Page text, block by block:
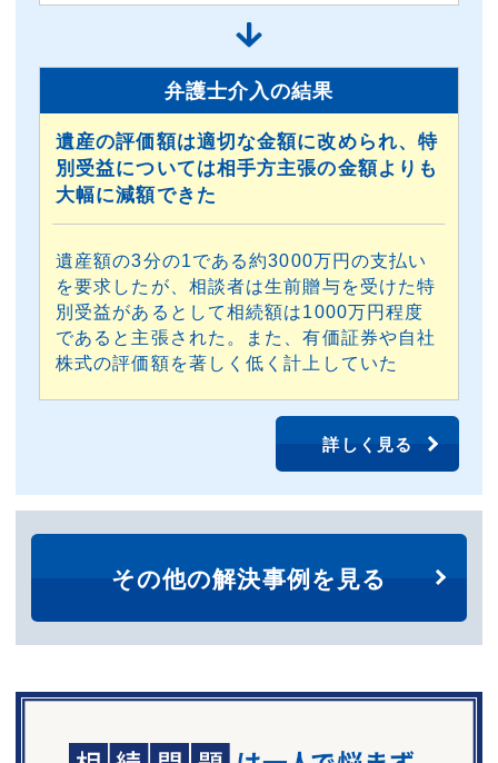
弁護士介入の結果
遺産の評価額は適切な金額に改められ、特
別受益については相手方主張の金額よりも
大幅に減額できた
遺産額の3分の1である約3000万円の支払い
を要求したが、相談者は生前贈与を受けた特
別受益があるとして相続額は1000万円程度
であると主張された。また、有価証券や自社
株式の評価額を著しく低く計上していた
詳しく見る
その他の解決事例を見る